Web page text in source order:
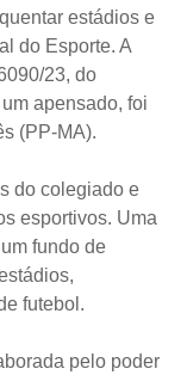
estádios e
do Esporte. A
23, do
apensado, foi
(PP-MA).
do colegiado e
esportivos. Uma
fundo de
futebol.
pelo poder